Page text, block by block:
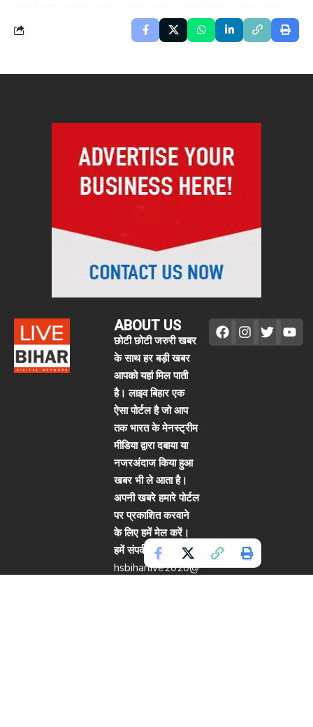
ABOUT US
छोटी छोटी जरुरी खबर
के साथ हर बड़ी खबर
आपको यहां मिल पाती
है। लाइव बिहार एक
ऐसा पोर्टल है जो आप
तक भारत के मेनस्ट्रीम
मीडिया द्वारा दबाया या
नजरअंदाज किया हुआ
खबर भी ले आता है।
अपनी खबरे हमारे पोर्टल
पर प्रकाशित करवाने
के लिए हमें मेल करें।
हमें संपर्क करें:
hsbiharlive2020@